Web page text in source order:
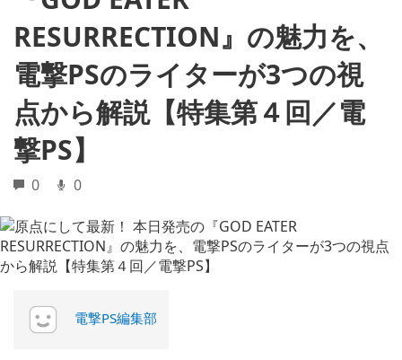
RESURRECTION』の魅力を、
電撃PSのライターが3つの視
点から解説【特集第４回／電
撃PS】
0 0
電撃PS編集部